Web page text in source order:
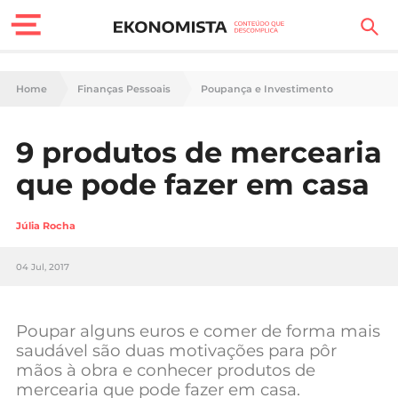
Finanças Pessoais
Carreira
Casa
Tecnologia
Negócios
Home Finanças Pessoais Poupança e Investimento
9 produtos de mercearia
que pode fazer em casa
Júlia Rocha
04 Jul, 2017
Poupar alguns euros e comer de forma mais
saudável são duas motivações para pôr
mãos à obra e conhecer produtos de
mercearia que pode fazer em casa.